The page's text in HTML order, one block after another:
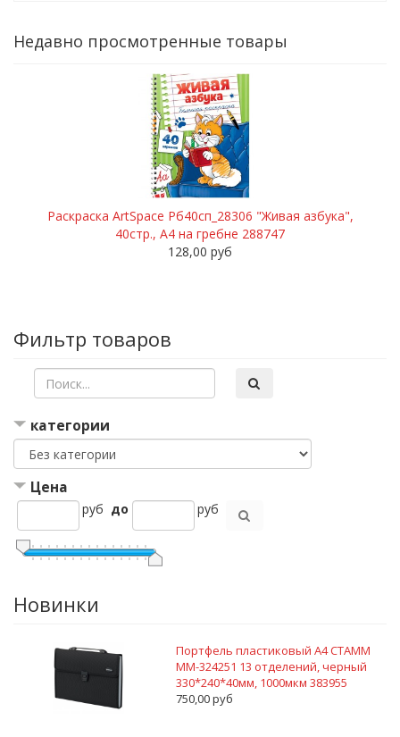
Недавно просмотренные товары
Раскраска ArtSpace Рб40сп_28306 "Живая азбука",
40стр., А4 на гребне 288747
128,00 руб
Фильтр товаров
категории
Цена
руб до руб
Новинки
Портфель пластиковый А4 СТАММ
ММ-324251 13 отделений, черный
330*240*40мм, 1000мкм 383955
750,00 руб